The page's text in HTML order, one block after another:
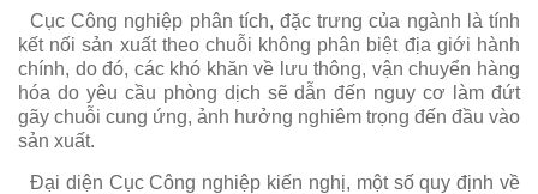
Cục Công nghiệp phân tích, đặc trưng của ngành là tính
kết nối sản xuất theo chuỗi không phân biệt địa giới hành
chính, do đó, các khó khăn về lưu thông, vận chuyển hàng
hóa do yêu cầu phòng dịch sẽ dẫn đến nguy cơ làm đứt
gãy chuỗi cung ứng, ảnh hưởng nghiêm trọng đến đầu vào
sản xuất.
Đại diện Cục Công nghiệp kiến nghị, một số quy định về